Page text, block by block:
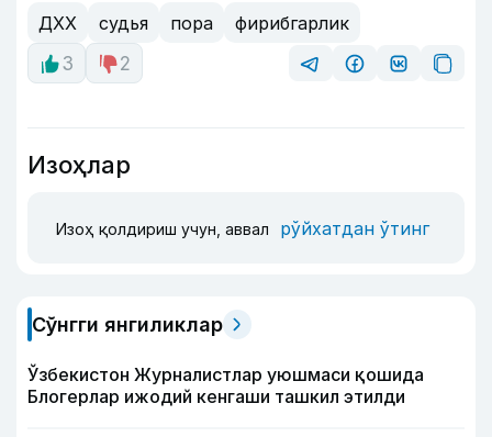
ДХХ судья пора
фирибгарлик
3
2
Изоҳлар
Изоҳ қолдириш учун, аввал рўйхатдан ўтинг
Сўнгги янгиликлар
Ўзбекистон Журналистлар уюшмаси қошида
Блогерлар ижодий кенгаши ташкил этилди